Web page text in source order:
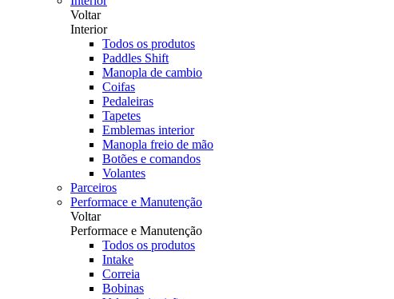
Voltar
Interior
Todos os produtos
Paddles Shift
Manopla de cambio
Coifas
Pedaleiras
Tapetes
Emblemas interior
Manopla freio de mão
Botões e comandos
Volantes
Parceiros
Performace e Manutenção
Voltar
Performace e Manutenção
Todos os produtos
Intake
Correia
Bobinas